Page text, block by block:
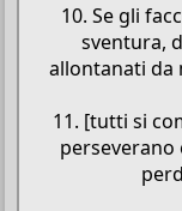
10. Se gli
sventura,
allontanati da
11. [tutti si
perseverano